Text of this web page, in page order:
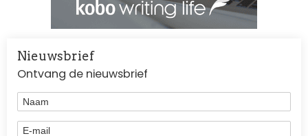
Nieuwsbrief
Ontvang de nieuwsbrief
Naam
E-mail